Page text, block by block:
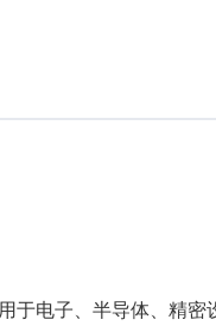
电子、半导体、精密